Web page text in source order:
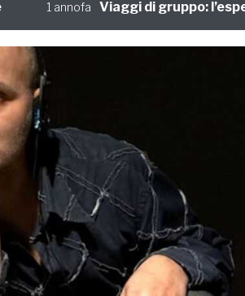
1 annofa Viaggi di gruppo: